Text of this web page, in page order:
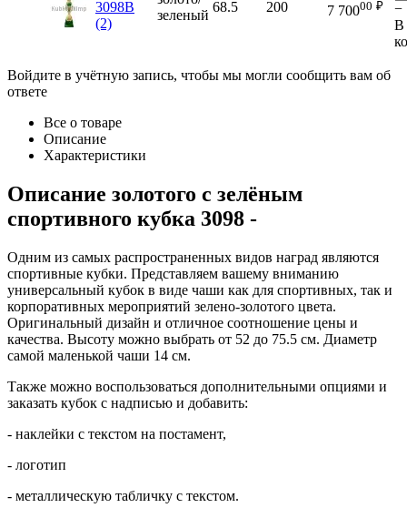
3098B
(2)
зеленый
68.5 200 7 70000 ₽
−
В
Войдите в учётную запись, чтобы мы могли сообщить вам об
ответе
Все о товаре
Описание
Характеристики
Описание золотого с зелёным
спортивного кубка 3098 -
Одним из самых распространенных видов наград являются
спортивные кубки. Представляем вашему вниманию
универсальный кубок в виде чаши как для спортивных, так и
корпоративных мероприятий зелено-золотого цвета.
Оригинальный дизайн и отличное соотношение цены и
качества. Высоту можно выбрать от 52 до 75.5 см. Диаметр
самой маленькой чаши 14 см.
Также можно воспользоваться дополнительными опциями и
заказать кубок с надписью и добавить:
- наклейки с текстом на постамент,
- логотип
- металлическую табличку с текстом.